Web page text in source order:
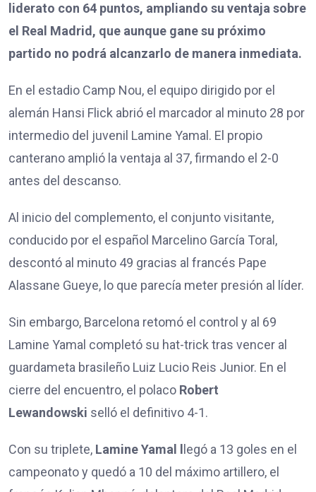
liderato con 64 puntos, ampliando su ventaja sobre
el Real Madrid, que aunque gane su próximo
partido no podrá alcanzarlo de manera inmediata.
En el estadio Camp Nou, el equipo dirigido por el
alemán Hansi Flick abrió el marcador al minuto 28 por
intermedio del juvenil Lamine Yamal. El propio
canterano amplió la ventaja al 37, firmando el 2-0
antes del descanso.
Al inicio del complemento, el conjunto visitante,
conducido por el español Marcelino García Toral,
descontó al minuto 49 gracias al francés Pape
Alassane Gueye, lo que parecía meter presión al líder.
Sin embargo, Barcelona retomó el control y al 69
Lamine Yamal completó su hat-trick tras vencer al
guardameta brasileño Luiz Lucio Reis Junior. En el
cierre del encuentro, el polaco Robert
Lewandowski selló el definitivo 4-1.
Con su triplete, Lamine Yamal l
legó a 13 goles en el
campeonato y quedó a 10 del máximo artillero, el